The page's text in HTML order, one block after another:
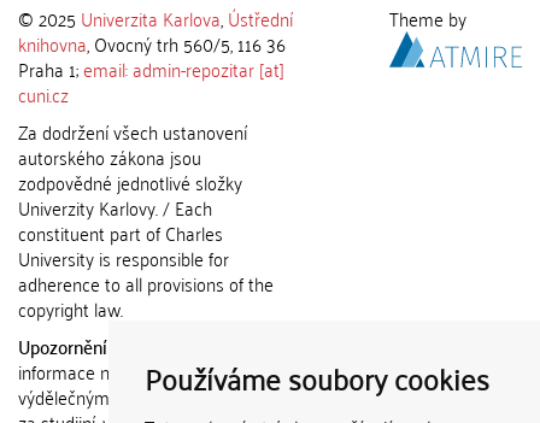
Používáme soubory cookies
© 2025 Univerzita Karlova,Ústřední
knihovna, Ovocný trh 560/5, 116 36
Praha 1;email: admin-repozitar [at]
cuni.cz
Za dodržení všech ustanovení
autorského zákona jsou
zodpovědné jednotlivé složky
Univerzity Karlovy. / Each
constituent part of Charles
University is responsible for
adherence to all provisions of the
copyright law.
Upozornění / Notice:
informace nemohou být použity k
výdělečným účelům nebo vydávány
Theme by